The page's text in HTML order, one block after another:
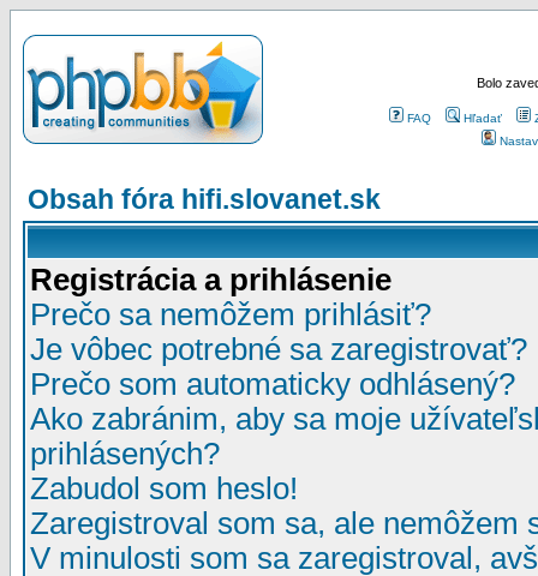
Bolo
FAQ Hľadať
Obsah fóra hifi.slovanet.sk
Registrácia a prihlásenie
Prečo sa nemôžem prihlásiť?
Je vôbec potrebné sa zaregistrovať?
Prečo som automaticky odhlásený?
Ako zabránim, aby sa moje
prihlásených?
Zabudol som heslo!
Zaregistroval som sa, ale nemôžem
V minulosti som sa zaregistroval,